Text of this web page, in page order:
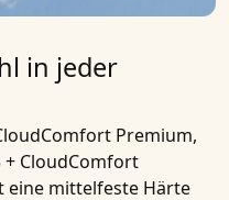
in jeder
Premium,
+ CloudComfort
eine mittelfeste Härte